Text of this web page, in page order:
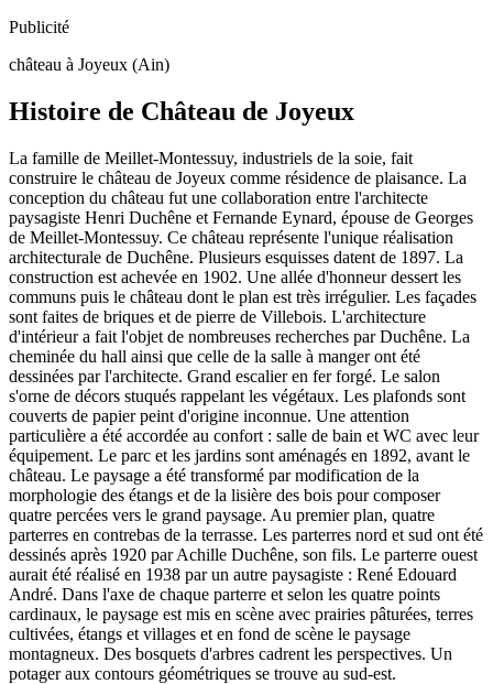
Publicité
château à Joyeux (Ain)
Histoire de Château de Joyeux
La famille de Meillet-Montessuy, industriels de la soie, fait
construire le château de Joyeux comme résidence de plaisance. La
conception du château fut une collaboration entre l'architecte
paysagiste Henri Duchêne et Fernande Eynard, épouse de Georges
de Meillet-Montessuy. Ce château représente l'unique réalisation
architecturale de Duchêne. Plusieurs esquisses datent de 1897. La
construction est achevée en 1902. Une allée d'honneur dessert les
communs puis le château dont le plan est très irrégulier. Les façades
sont faites de briques et de pierre de Villebois. L'architecture
d'intérieur a fait l'objet de nombreuses recherches par Duchêne. La
cheminée du hall ainsi que celle de la salle à manger ont été
dessinées par l'architecte. Grand escalier en fer forgé. Le salon
s'orne de décors stuqués rappelant les végétaux. Les plafonds sont
couverts de papier peint d'origine inconnue. Une attention
particulière a été accordée au confort : salle de bain et WC avec leur
équipement. Le parc et les jardins sont aménagés en 1892, avant le
château. Le paysage a été transformé par modification de la
morphologie des étangs et de la lisière des bois pour composer
quatre percées vers le grand paysage. Au premier plan, quatre
parterres en contrebas de la terrasse. Les parterres nord et sud ont été
dessinés après 1920 par Achille Duchêne, son fils. Le parterre ouest
aurait été réalisé en 1938 par un autre paysagiste : René Edouard
André. Dans l'axe de chaque parterre et selon les quatre points
cardinaux, le paysage est mis en scène avec prairies pâturées, terres
cultivées, étangs et villages et en fond de scène le paysage
montagneux. Des bosquets d'arbres cadrent les perspectives. Un
potager aux contours géométriques se trouve au sud-est.